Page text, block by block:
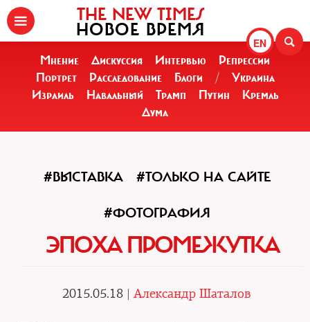
EN
THE NEW TIMES
НОВОЕ ВРЕМЯ
Мнение Дискуссия Интервью
Репрессии
Портрет
Расследование Блоги /
Украина
Израиль
Навальный Трамп Путин
Кремль
Дума
#ВЫСТАВКА #ТОЛЬКО НА САЙТЕ
#ФОТОГРАФИЯ
ЭПОХА ПРОМЕЖУТКА
2015.05.18 | Александр Шаталов